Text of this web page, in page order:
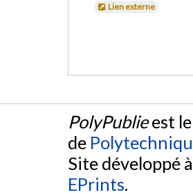
Lien externe
PolyPublieest
de
Site développé
EPrints.